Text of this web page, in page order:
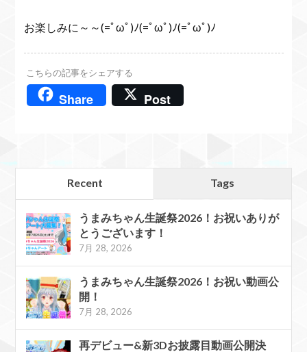
お楽しみに～～(=ﾟωﾟ)ﾉ(=ﾟωﾟ)ﾉ(=ﾟωﾟ)ﾉ
こちらの記事をシェアする
Share Post
Recent Tags
うまみちゃん生誕祭2026！お祝いありが
とうございます！
7月 28, 2026
うまみちゃん生誕祭2026！お祝い動画公
開！
7月 28, 2026
再デビュー&新3Dお披露目動画公開決